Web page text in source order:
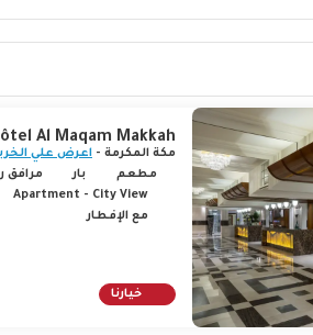
Al Maqam Makkah
مكة المكرمة - اعرض علي
مطعم
بار
مرافق
Apartment - City View
مع الإفطار
خيارنا